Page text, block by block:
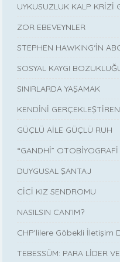
UYKUSUZLUK KALP KRİZİ
ZOR EBEVEYNLER
STEPHEN HAWKING‘İN
SOSYAL KAYGI
SINIRLARDA YAŞAMAK
KENDİNİ
GÜÇLÜ AİLE GÜÇLÜ RUH
“GANDHİ”
DUYGUSAL ŞANTAJ
CİCİ KIZ SENDROMU
NASILSIN CAN’IM?
CHP'lilere Göbekli İletişim
TEBESSÜM: PARA LİDER